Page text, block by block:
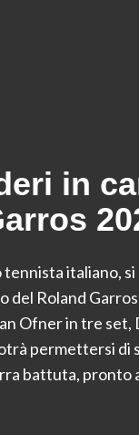
in
italiano,
del Roland
Ofner in tre
permettersi di
battuta, pronto